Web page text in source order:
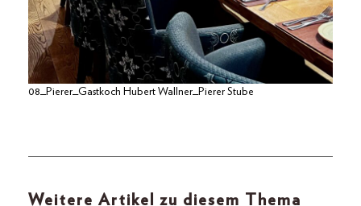
08_Pierer_Gastkoch Hubert Wallner_Pierer Stube
Weitere Artikel zu diesem Thema